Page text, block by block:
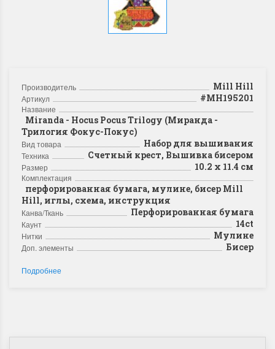
Производитель Mill Hill
Артикул #MH195201
Название
Miranda - Hocus Pocus Trilogy (Миранда -
Трилогия Фокус-Покус)
Вид товара Набор для вышивания
Техника Счетный крест, Вышивка бисером
Размер 10.2 x 11.4 см
Комплектация
перфорированная бумага, мулине, бисер Mill
Hill, иглы, схема, инструкция
Канва/Ткань Перфорированная бумага
Каунт 14ct
Нитки Мулине
Доп. элементы Бисер
Подробнее